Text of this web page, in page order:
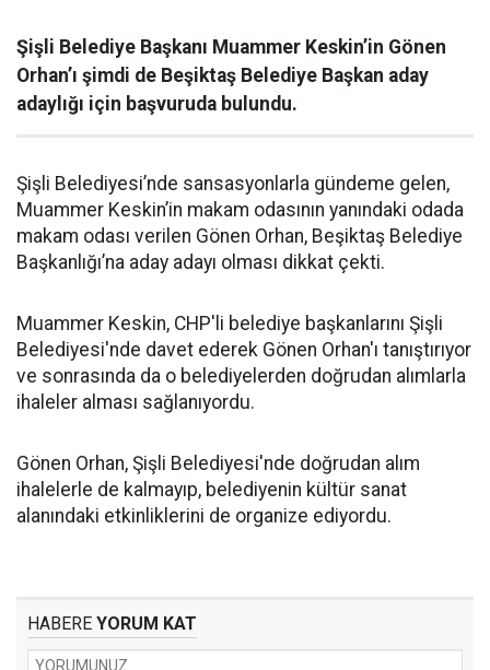
Şişli Belediye Başkanı Muammer Keskin’in Gönen
Orhan’ı şimdi de Beşiktaş Belediye Başkan aday
adaylığı için başvuruda bulundu.
Şişli Belediyesi’nde sansasyonlarla gündeme gelen,
Muammer Keskin’in makam odasının yanındaki odada
makam odası verilen Gönen Orhan, Beşiktaş Belediye
Başkanlığı’na aday adayı olması dikkat çekti.
Muammer Keskin, CHP'li belediye başkanlarını Şişli
Belediyesi'nde davet ederek Gönen Orhan'ı tanıştırıyor
ve sonrasında da o belediyelerden doğrudan alımlarla
ihaleler alması sağlanıyordu.
Gönen Orhan, Şişli Belediyesi'nde doğrudan alım
ihalelerle de kalmayıp, belediyenin kültür sanat
alanındaki etkinliklerini de organize ediyordu.
HABERE YORUM KAT